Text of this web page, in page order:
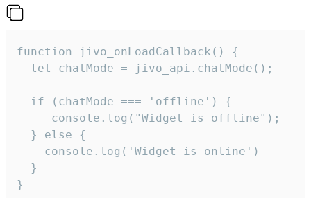
function jivo_onLoadCallback() {
  let chatMode = jivo_api.chatMode();
  if (chatMode === 'offline') {
     console.log("Widget is offline");
  } else {
    console.log('Widget is online')
  }
}